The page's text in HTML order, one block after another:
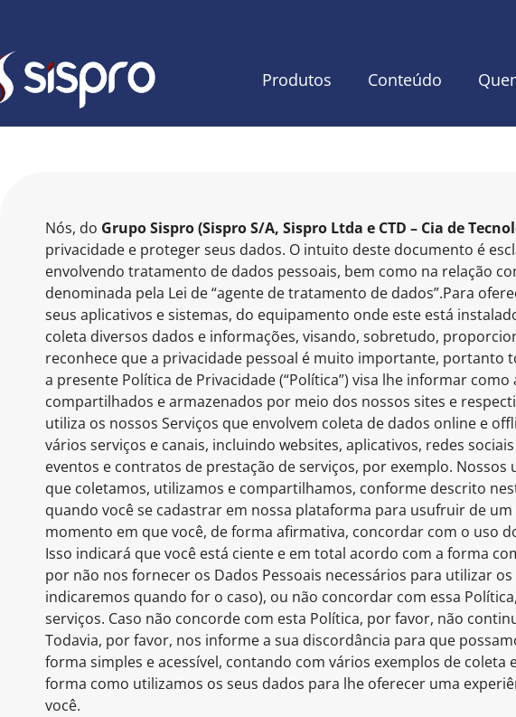
Produtos Conteúdo
Nós, do Grupo Sispro (Sispro S/A, Sispro Ltda e CTD – Cia de
privacidade e proteger seus dados. O intuito deste documento é
envolvendo tratamento de dados pessoais, bem como na relação
denominada pela Lei de “agente de tratamento de dados”.Para
seus aplicativos e sistemas, do equipamento onde este está
coleta diversos dados e informações, visando, sobretudo,
reconhece que a privacidade pessoal é muito importante, portanto
a presente Política de Privacidade (“Política”) visa lhe informar
compartilhados e armazenados por meio dos nossos sites e
utiliza os nossos Serviços que envolvem coleta de dados online e
vários serviços e canais, incluindo websites, aplicativos, redes
eventos e contratos de prestação de serviços, por exemplo.
que coletamos, utilizamos e compartilhamos, conforme descrito
quando você se cadastrar em nossa plataforma para usufruir de
momento em que você, de forma afirmativa, concordar com o uso
Isso indicará que você está ciente e em total acordo com a forma
por não nos fornecer os Dados Pessoais necessários para utilizar
indicaremos quando for o caso), ou não concordar com essa
serviços. Caso não concorde com esta Política, por favor, não
Todavia, por favor, nos informe a sua discordância para que
forma simples e acessível, contando com vários exemplos de
forma como utilizamos os seus dados para lhe oferecer uma
você.